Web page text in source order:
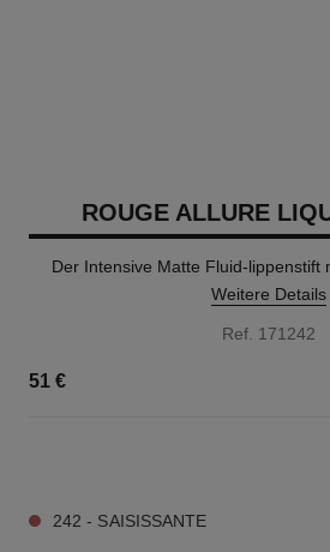
ROUGE ALLURE
Der Intensive Matte Fluid-lippenstift
Weitere Details
Ref. 171242
51 €
242 - SAISISSANTE